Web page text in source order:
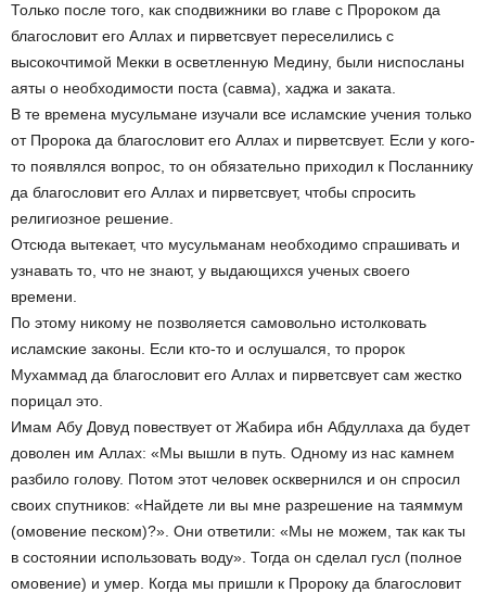
Только после того, как сподвижники во главе с Пророком да
благословит его Аллах и пирветсвует переселились с
высокочтимой Мекки в осветленную Медину, были ниспосланы
аяты о необходимости поста (савма), хаджа и заката.
В те времена мусульмане изучали все исламские учения только
от Пророка да благословит его Аллах и пирветсвует. Если у кого-
то появлялся вопрос, то он обязательно приходил к Посланнику
да благословит его Аллах и пирветсвует, чтобы спросить
религиозное решение.
Отсюда вытекает, что мусульманам необходимо спрашивать и
узнавать то, что не знают, у выдающихся ученых своего
времени.
По этому никому не позволяется самовольно истолковать
исламские законы. Если кто-то и ослушался, то пророк
Мухаммад да благословит его Аллах и пирветсвует сам жестко
порицал это.
Имам Абу Довуд повествует от Жабира ибн Абдуллаха да будет
доволен им Аллах: «Мы вышли в путь. Одному из нас камнем
разбило голову. Потом этот человек осквернился и он спросил
своих спутников: «Найдете ли вы мне разрешение на таяммум
(омовение песком)?». Они ответили: «Мы не можем, так как ты
в состоянии использовать воду». Тогда он сделал гусл (полное
омовение) и умер. Когда мы пришли к Пророку да благословит